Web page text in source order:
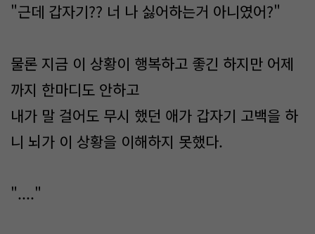
"근데 갑자기?? 너 나 싫어하는거 아니였어?"
물론 지금 이 상황이 행복하고 좋긴 하지만 어제
까지 한마디도 안하고
내가 말 걸어도 무시 했던 애가 갑자기 고백을 하
니 뇌가 이 상황을 이해하지 못했다.
"...."